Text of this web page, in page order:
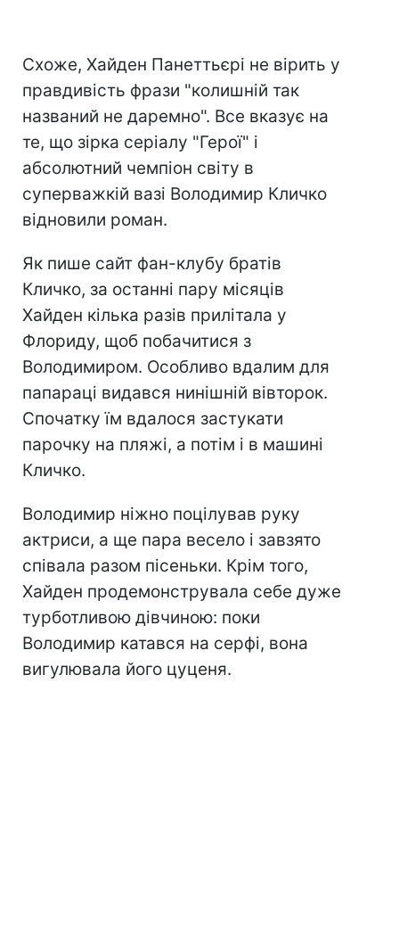
Схоже, Хайден Панеттьєрі не вірить у
правдивість фрази "колишній так
названий не даремно". Все вказує на
те, що зірка серіалу "Герої" і
абсолютний чемпіон світу в
суперважкій вазі Володимир Кличко
відновили роман.
Як пише сайт фан-клубу братів
Кличко, за останні пару місяців
Хайден кілька разів прилітала у
Флориду, щоб побачитися з
Володимиром. Особливо вдалим для
папараці видався нинішній вівторок.
Спочатку їм вдалося застукати
парочку на пляжі, а потім і в машині
Кличко.
Володимир ніжно поцілував руку
актриси, а ще пара весело і завзято
співала разом пісеньки. Крім того,
Хайден продемонструвала себе дуже
турботливою дівчиною: поки
Володимир катався на серфі, вона
вигулювала його цуценя.